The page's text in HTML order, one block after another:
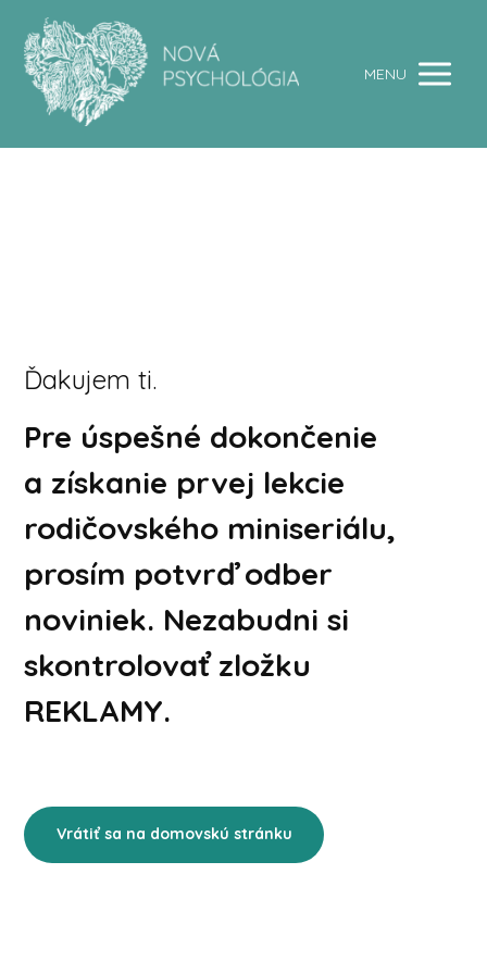
MENU
Ďakujem ti.
Pre úspešné dokončenie
a získanie prvej lekcie
rodičovského miniseriálu,
prosím potvrď odber
noviniek. Nezabudni si
skontrolovať zložku
REKLAMY.
Vrátiť sa na domovskú stránku